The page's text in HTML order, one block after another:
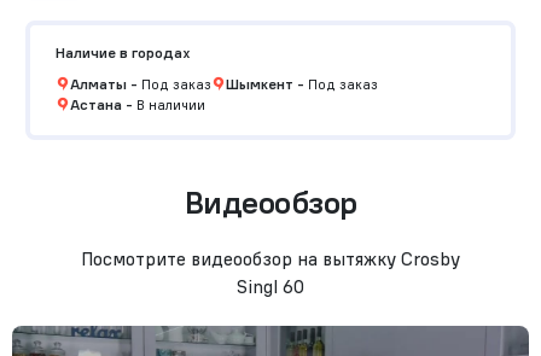
Наличие в городах
Алматы- Под заказ Шымкент - Под заказ
Астана- В наличии
Видеообзор
Посмотрите видеообзор на вытяжку Crosby
Singl 60